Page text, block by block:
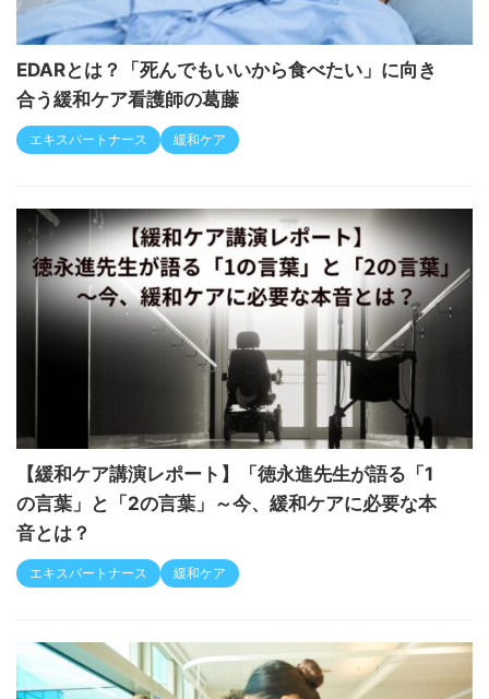
EDARとは？「死んでもいいから食べたい」に向き
合う緩和ケア看護師の葛藤
エキスパートナース 緩和ケア
【緩和ケア講演レポート】「徳永進先生が語る「1
の言葉」と「2の言葉」～今、緩和ケアに必要な本
音とは？
エキスパートナース 緩和ケア